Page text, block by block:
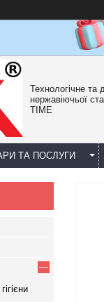
Технологічне та
нержавіючьої
TIME
ТА ПОСЛУГИ